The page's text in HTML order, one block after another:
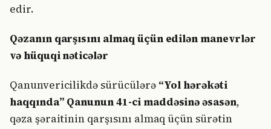
edir.
Qəzanın qarşısını almaq üçün edilən manevrlər
və hüquqi nəticələr
Qanunvericilikdə sürücülərə “Yol hərəkəti
haqqında” Qanunun 41-ci maddəsinə əsasən,
qəza şəraitinin qarşısını almaq üçün sürətin